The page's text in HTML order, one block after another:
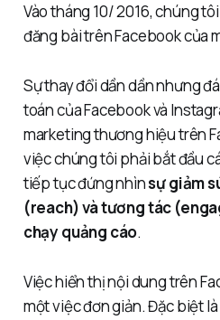
Vào tháng 10/ 2016, chúng
đăng bài trên Facebook của
Sự thay đổi dần dần nhưng
toán của Facebook và
marketing thương hiệu trên
việc chúng tôi phải bắt đầu
tiếp tục đứng nhìnsự giảm
(reach) và tương tác
chạy quảng cáo.
Việc hiển thị nội dung trên
một việc đơn giản. Đặc biệt